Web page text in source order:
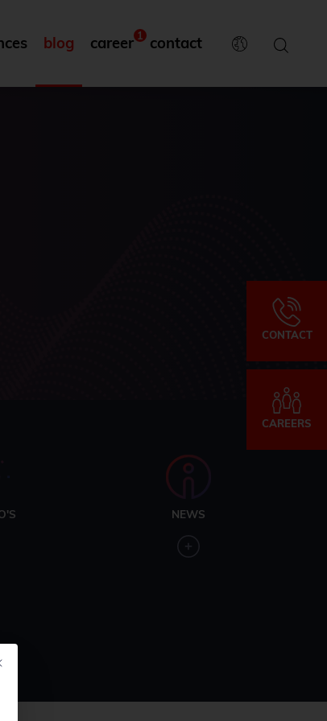
blog career 1 contact
NEWS
CONTACT
CAREERS
diesem Button wird der Dialog geschlossen. Seine Funktionalität ist